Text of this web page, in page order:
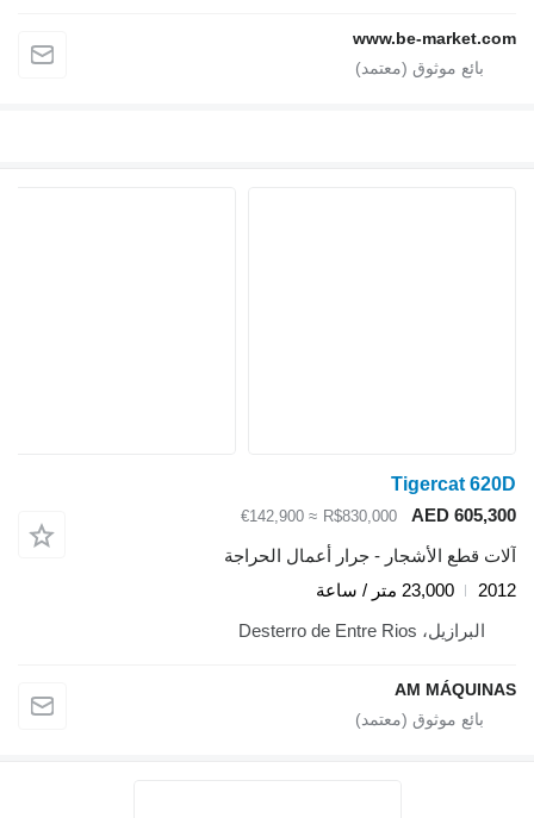
www.be-market.com
Tigercat 620D
AED 605,300
R$830,000
≈ €142,900
آلات قطع الأشجار - جرار أعمال الحراجة
2012
23,000 متر / ساعة
البرازيل، Desterro de Entre Rios
AM MÁQUINAS